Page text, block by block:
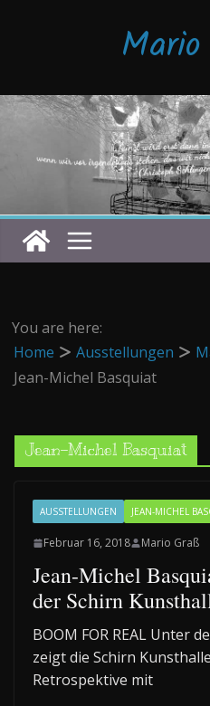
You are here:
Home
Ausstellungen
Jean-Michel Basquiat
Jean-Michel Basquiat
AUSSTELLUNGEN JEAN-MICHEL
Februar 16, 2018 Mario Graß
Jean-Michel
der Schirn
BOOM FOR REAL Unter
zeigt die Schirn
Retrospektive mit